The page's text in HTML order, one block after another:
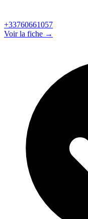
+33760661057
Voir la fiche →